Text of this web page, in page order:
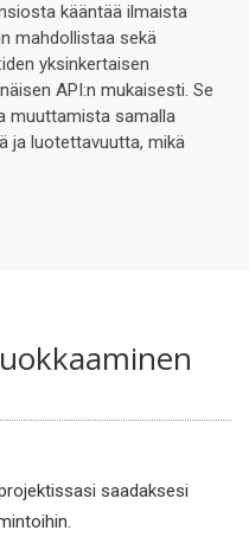
kääntää ilmaista
mahdollistaa sekä
yksinkertaisen
API:n mukaisesti. Se
muuttamista samalla
ja luotettavuutta, mikä
saadaksesi